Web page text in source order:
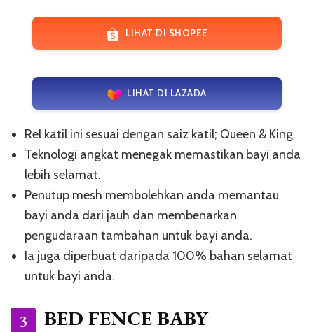
LIHAT DI SHOPEE
LIHAT DI LAZADA
Rel katil ini sesuai dengan saiz katil; Queen & King.
Teknologi angkat menegak memastikan bayi anda
lebih selamat.
Penutup mesh membolehkan anda memantau
bayi anda dari jauh dan membenarkan
pengudaraan tambahan untuk bayi anda.
Ia juga diperbuat daripada 100% bahan selamat
untuk bayi anda.
3
BED FENCE BABY